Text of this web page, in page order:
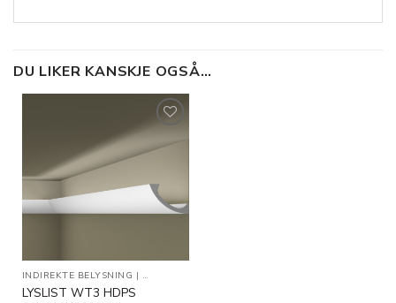
DU LIKER KANSKJE OGSÅ…
Legg til
ønskeliste
INDIREKTE BELYSNING | TAKLISTER
LYSLIST WT3 HDPS